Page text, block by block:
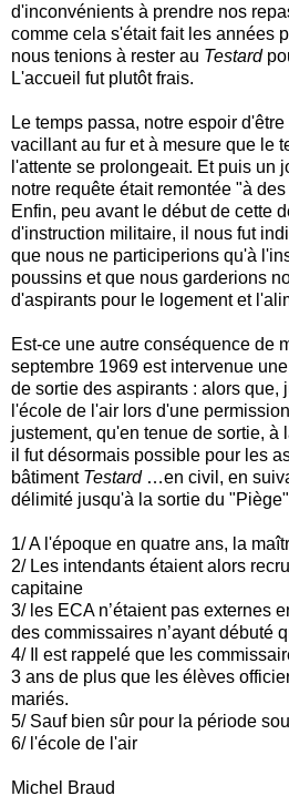
d'inconvénients à prendre nos
comme cela s'était fait les années
nous tenions à rester au Testard
L'accueil fut plutôt frais.
Le temps passa, notre espoir
vacillant au fur et à mesure que le
l'attente se prolongeait. Et puis un
notre requête était remontée "à
Enfin, peu avant le début de cette
d'instruction militaire, il nous fut
que nous ne participerions qu'à
poussins et que nous garderions
d'aspirants pour le logement et
Est-ce une autre conséquence de
septembre 1969 est intervenue
de sortie des aspirants : alors que,
l'école de l'air lors d'une
justement, qu'en tenue de sortie, à
il fut désormais possible pour les
bâtiment Testard…en civil, en
délimité jusqu'à la sortie du
1/ A l'époque en quatre ans, la
2/ Les intendants étaient alors
capitaine
3/ les ECA n’étaient pas externes
des commissaires n’ayant débuté
4/ Il est rappelé que les
3 ans de plus que les élèves
mariés.
5/ Sauf bien sûr pour la période
6/ l'école de l'air
Michel Braud